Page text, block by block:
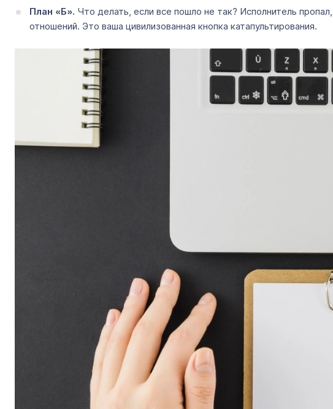
План «Б». Что делать, если все пошло не так? Исполнитель
отношений. Это ваша цивилизованная кнопка катапультирования.